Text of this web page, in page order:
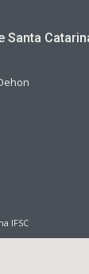
IFSC